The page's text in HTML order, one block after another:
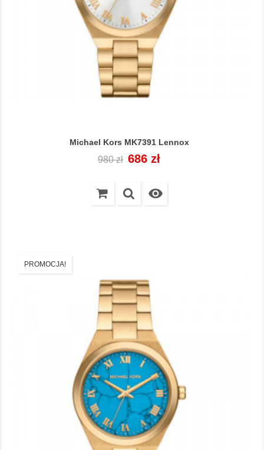
Michael Kors MK7391 Lennox
Cena
980 zł Cena
686 zł

PROMOCJA!